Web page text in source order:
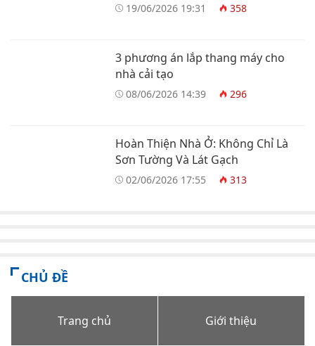
Nhà Ở
19/06/2026 19:31 358
3 phương án lắp thang máy cho
nhà cải tạo
08/06/2026 14:39 296
Hoàn Thiện Nhà Ở: Không Chỉ Là
Sơn Tường Và Lát Gạch
02/06/2026 17:55 313
CHỦ ĐỀ
Trang chủ Giới thiệu